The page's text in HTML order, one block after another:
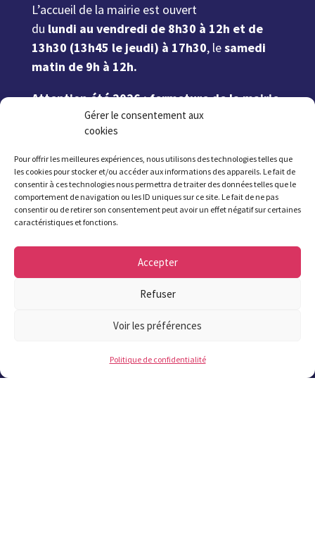
Gérer le consentement aux
cookies
Pour offrir les meilleures expériences, nous utilisons des technologies telles que
les cookies pour stocker et/ou accéder aux informations des appareils. Le fait de
consentir à ces technologies nous permettra de traiter des données telles que le
comportement de navigation ou les ID uniques sur ce site. Le fait de ne pas
consentir ou de retirer son consentement peut avoir un effet négatif sur certaines
caractéristiques et fonctions.
Accepter
Refuser
Voir les préférences
Politique de confidentialité
L’accueil de la mairie est ouvert
du lundi au vendredi de 8h30 à 12h et de
13h30 (13h45 le jeudi) à 17h30, lesamedi
matin de 9h à 12h.
Attention été 2026 : fermeture de la mairie
à 17h à partir du 6 juillet et jusqu’au 21
août inclus. Fermeture le samedi du 11
juillet au 22 août inclus.
02 98 37 57 57